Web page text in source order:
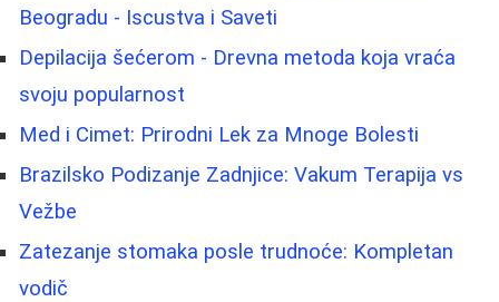
Beogradu - Iscustva i Saveti
Depilacija šećerom - Drevna metoda koja vraća
svoju popularnost
Med i Cimet: Prirodni Lek za Mnoge Bolesti
Brazilsko Podizanje Zadnjice: Vakum Terapija vs
Vežbe
Zatezanje stomaka posle trudnoće: Kompletan
vodič